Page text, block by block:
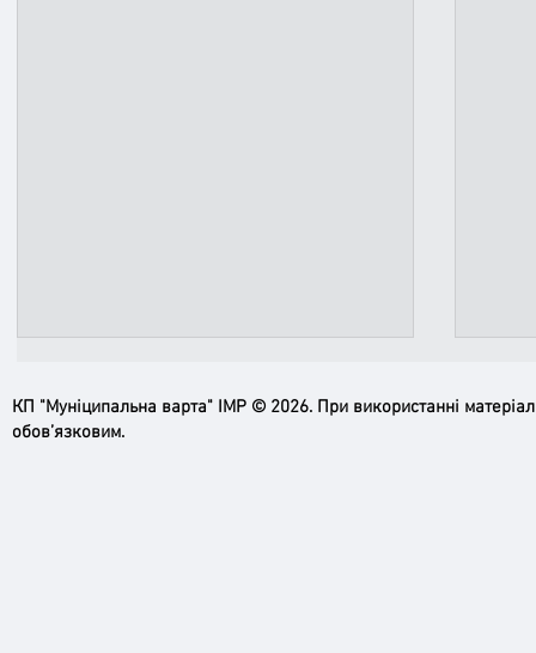
КП "Муніципальна варта" ІМР © 2026. При використанні
обов’язковим.